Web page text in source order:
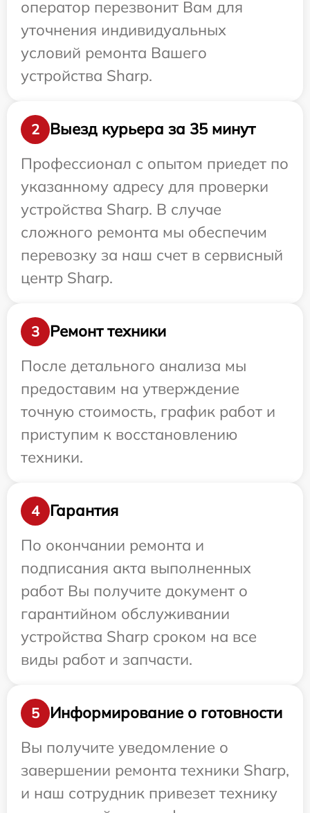
оператор перезвонит Вам для
уточнения индивидуальных
условий ремонта Вашего
устройства Sharp.
2
Выезд курьера за 35 минут
Профессионал с опытом приедет по
указанному адресу для проверки
устройства Sharp. В случае
сложного ремонта мы обеспечим
перевозку за наш счет в сервисный
центр Sharp.
3
Ремонт техники
После детального анализа мы
предоставим на утверждение
точную стоимость, график работ и
приступим к восстановлению
техники.
4
Гарантия
По окончании ремонта и
подписания акта выполненных
работ Вы получите документ о
гарантийном обслуживании
устройства Sharp сроком на все
виды работ и запчасти.
5
Информирование о готовности
Вы получите уведомление о
завершении ремонта техники Sharp,
и наш сотрудник привезет технику